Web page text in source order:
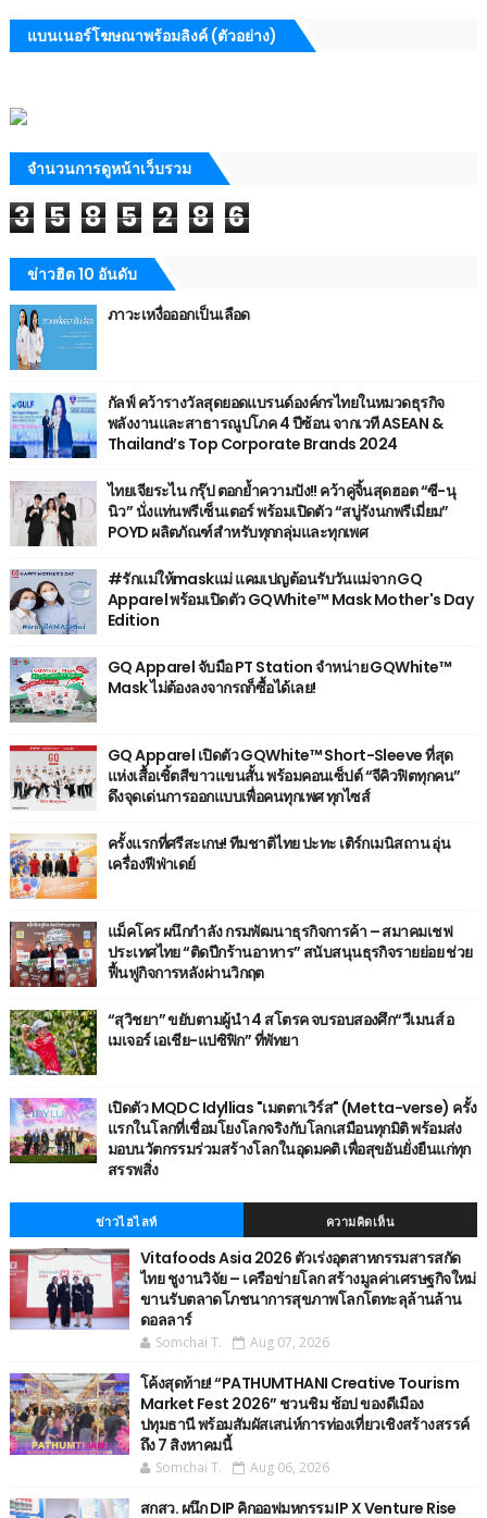
แบนเนอร์โฆษณาพร้อมลิงค์ (ตัวอย่าง)
จำนวนการดูหน้าเว็บรวม
3 5 8 5 2 8 6
ข่าวฮิต 10 อันดับ
ภาวะเหงื่อออกเป็นเลือด
กัลฟ์ คว้ารางวัลสุดยอดแบรนด์องค์กรไทยในหมวดธุรกิจ
พลังงานและสาธารณูปโภค 4 ปีซ้อน จากเวที ASEAN &
Thailand’s Top Corporate Brands 2024
ไทยเจียระไน กรุ๊ป ตอกย้ำความปัง!! คว้าคู่จิ้นสุดฮอต “ซี-นุ
นิว” นั่งแท่นพรีเซ็นเตอร์ พร้อมเปิดตัว “สบู่รังนกพรีเมี่ยม”
POYD ผลิตภัณฑ์สำหรับทุกกลุ่มและทุกเพศ
#รักแม่ให้maskแม่ แคมเปญต้อนรับวันแม่จาก GQ
Apparel พร้อมเปิดตัว GQWhite™ Mask Mother's Day
Edition
GQ Apparel จับมือ PT Station จำหน่าย GQWhite™
Mask ไม่ต้องลงจากรถก็ซื้อได้เลย!
GQ Apparel เปิดตัว GQWhite™ Short-Sleeve ที่สุด
แห่งเสื้อเชิ้ตสีขาวแขนสั้น พร้อมคอนเซ็ปต์ “จีคิวฟิตทุกคน”
ดึงจุดเด่นการออกแบบเพื่อคนทุกเพศ ทุกไซส์
ครั้งแรกที่ศรีสะเกษ! ทีมชาติไทย ปะทะ เติร์กเมนิสถาน อุ่น
เครื่องฟีฟ่าเดย์
แม็คโคร ผนึกกำลัง กรมพัฒนาธุรกิจการค้า – สมาคมเชฟ
ประเทศไทย “ติดปีกร้านอาหาร” สนับสนุนธุรกิจรายย่อย ช่วย
ฟื้นฟูกิจการหลังผ่านวิกฤต
“สุวิชยา” ขยับตามผู้นำ 4 สโตรค จบรอบสองศึก“วีเมนส์ อ
เมเจอร์ เอเชีย-แปซิฟิก” ที่พัทยา
เปิดตัว MQDC Idyllias "เมตตาเวิร์ส" (Metta-verse) ครั้ง
แรกในโลกที่เชื่อมโยงโลกจริงกับโลกเสมือนทุกมิติ พร้อมส่ง
มอบนวัตกรรมร่วมสร้างโลกในอุดมคติ เพื่อสุขอันยั่งยืนแก่ทุก
สรรพสิ่ง
ข่าวไฮไลท์ ความคิดเห็น
Vitafoods Asia 2026 ตัวเร่งอุตสาหกรรมสารสกัด
ไทย ชูงานวิจัย – เครือข่ายโลก สร้างมูลค่าเศรษฐกิจใหม่
ขานรับตลาดโภชนาการสุขภาพโลกโตทะลุล้านล้าน
ดอลลาร์
Somchai T. Aug 07, 2026
โค้งสุดท้าย! “PATHUMTHANI Creative Tourism
Market Fest 2026” ชวนชิม ช้อป ของดีเมือง
ปทุมธานี พร้อมสัมผัสเสน่ห์การท่องเที่ยวเชิงสร้างสรรค์
ถึง 7 สิงหาคมนี้
Somchai T. Aug 06, 2026
สกสว. ผนึก DIP คิกออฟมหกรรม IP X Venture Rise